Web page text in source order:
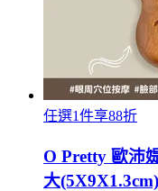
任選1件享88折
O Pretty 歐沛
大(5X9X1.3cm)